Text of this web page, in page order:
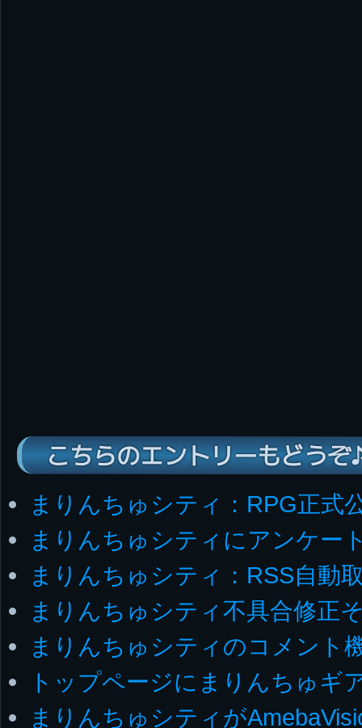
こちらのエントリーもどうぞ
まりんちゅシティ：RPG正式
まりんちゅシティにアンケー
まりんちゅシティ：RSS自動
まりんちゅシティ不具合修正
まりんちゅシティのコメント
トップページにまりんちゅギ
まりんちゅシティが